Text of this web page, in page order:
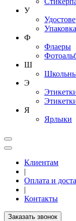
У
Упаковка
Ф
Флаеры
Ш
Э
Я
Ярлыки
Клиентам
|
Оплата и
|
Контакты
Заказать звонок